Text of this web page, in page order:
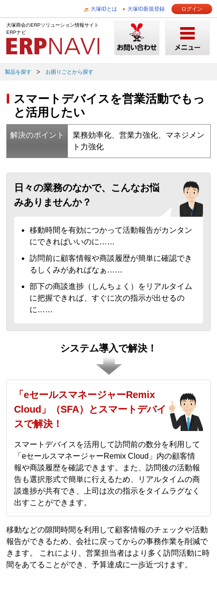
大塚IDとは 大塚ID新規登録 ログイン
大塚商会のERPソリューション情報サイト
ERPナビ
製品を探す お困りごとから探す
スマートデバイスを営業活動でもっ
と活用したい
解決のポイント
業務効率化、営業力強化、マネジメン
ト力強化
日々の業務のなかで、こんなお悩
みありませんか？
移動時間を有効につかって活動報告がカンタン
にできればいいのに……
訪問前に顧客情報や商談履歴が簡単に確認でき
るしくみがあればなぁ……
部下の商談進捗（しんちょく）をリアルタイム
に把握できれば、すぐに次の指示が出せるの
に……
システム導入で解決！
「eセールスマネージャーRemix
Cloud」（SFA）とスマートデバイ
スで解決！
スマートデバイスを活用して訪問前の数分を利用して
「eセールスマネージャーRemix Cloud」内の顧客情
報や商談履歴を確認できます。また、訪問後の活動報
告も選択形式で簡単に行えるため、リアルタイムの商
談進捗が共有でき、上司は次の指示をタイムラグなく
出すことができます。
移動などの隙間時間を利用して顧客情報のチェックや活動
報告ができるため、会社に戻ってからの事務作業を削減で
きます。 これにより、営業担当者はより多く訪問活動に時
間をあてることができ、予算達成に一歩近づけます。